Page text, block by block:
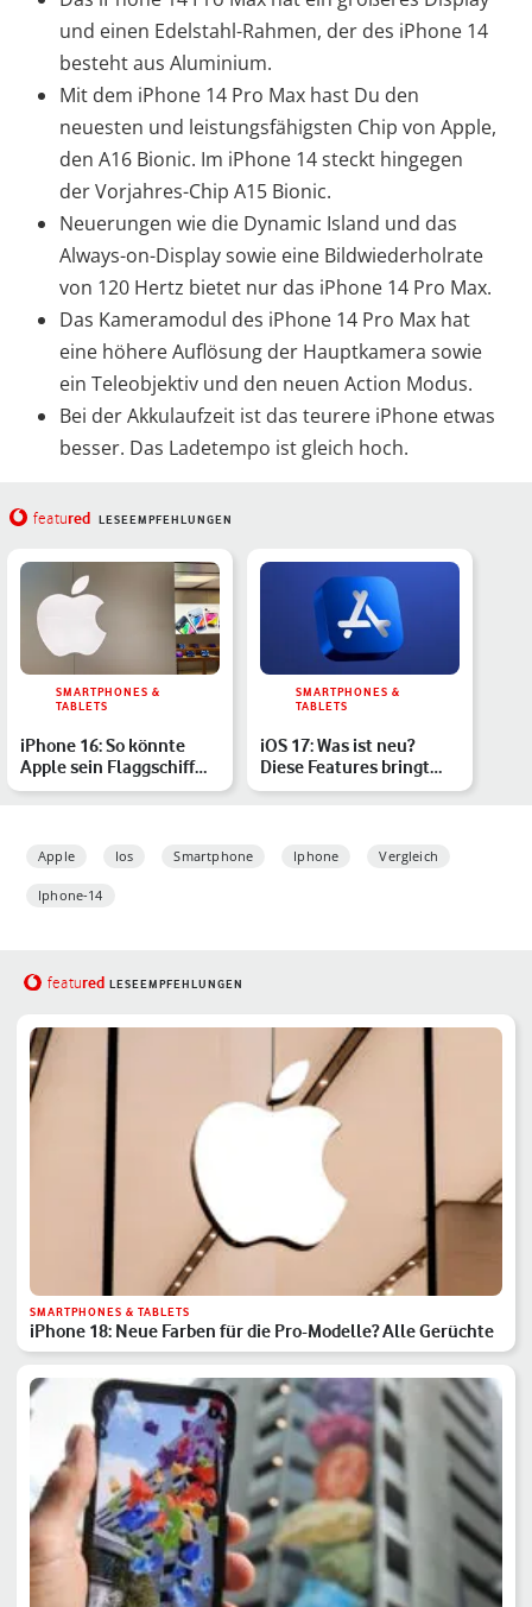
und einen Edelstahl-Rahmen, der des iPhone 14
besteht aus Aluminium.
Mit dem iPhone 14 Pro Max hast Du den
neuesten und leistungsfähigsten Chip von Apple,
den A16 Bionic. Im iPhone 14 steckt hingegen
der Vorjahres-Chip A15 Bionic.
Neuerungen wie die Dynamic Island und das
Always-on-Display sowie eine Bildwiederholrate
von 120 Hertz bietet nur das iPhone 14 Pro Max.
Das Kameramodul des iPhone 14 Pro Max hat
eine höhere Auflösung der Hauptkamera sowie
ein Teleobjektiv und den neuen Action Modus.
Bei der Akkulaufzeit ist das teurere iPhone etwas
besser. Das Ladetempo ist gleich hoch.
featured LESEEMPFEHLUNGEN
SMARTPHONES &
TABLETS
iPhone 16: So könnte
Apple sein Flaggschiff
upgraden
SMARTPHONES &
TABLETS
iOS 17: Was ist neu?
Diese Features bringt
das Update
Apple Ios Smartphone Iphone Vergleich
Iphone-14
featured LESEEMPFEHLUNGEN
SMARTPHONES & TABLETS
iPhone 18: Neue Farben für die Pro-Modelle? Alle Gerüchte